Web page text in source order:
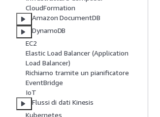
CloudFormation
Amazon DocumentDB
DynamoDB
EC2
Elastic Load Balancer (Application
Load Balancer)
Richiamo tramite un pianificatore
EventBridge
IoT
Flussi di dati Kinesis
Kubernetes